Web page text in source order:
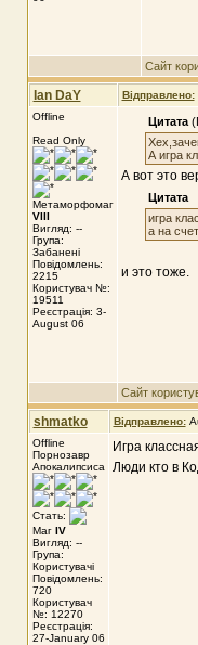
Сайт
Ian DaY Відправлено:
Offline
Read Only
Метаморфомаг
VIII
Вигляд: --
Група:
Забанені
Повідомлень:
2215
Користувач №:
19511
Реєстрація: 3-
August 06
Цитата
А игра
А вот это
Цитата
игра
а на
и это тоже.
Сайт
shmatko Відправлено:
Offline
Порнозавр
Апокалипсиса
Стать:
Маг IV
Вигляд: --
Група:
Користувачі
Повідомлень:
720
Користувач
№: 12270
Реєстрація:
27-January 06
Игра
Люди кто в